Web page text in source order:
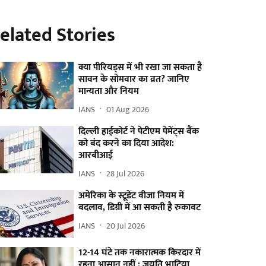
Stories
क्या पीरियड्स में भी रखा जा सकता है
सावन के सोमवार का व्रत? जानिए
मान्यता और नियम
IANS 01 Aug 2026
दिल्ली हाईकोर्ट ने पेटीएम पेमेंट्स बैंक
को बंद करने का दिया आदेश:
आरबीआई
IANS 28 Jul 2026
अमेरिका के स्टूडेंट वीजा नियम में
बदलाव, डिग्री में आ सकती है रुकावट
IANS 20 Jul 2026
12-14 घंटे तक नकारात्मक किरदार में